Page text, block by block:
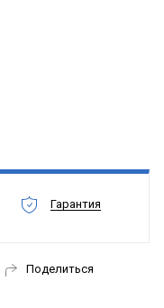
Гарантия
Поделиться